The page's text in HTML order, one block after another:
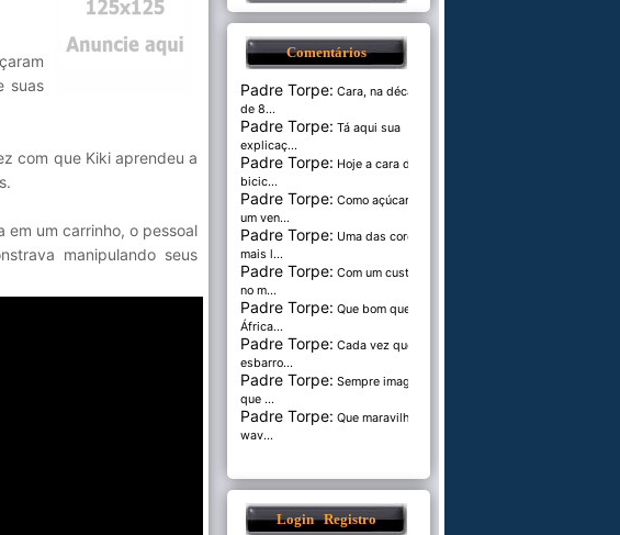
suas
com que Kiki aprendeu a
em um carrinho, o pessoal
manipulando seus
Comentários
Padre Torpe: Cara, na década
de 8...
Padre Torpe: Tá aqui sua
explicaç...
Padre Torpe: Hoje a cara de
bicic...
Padre Torpe: Como açúcar é
um ven...
Padre Torpe: Uma das cores
mais l...
Padre Torpe: Com um custo de
no m...
Padre Torpe: Que bom que a
África...
Padre Torpe: Cada vez que
esbarro...
Padre Torpe: Sempre imaginei
que ...
Padre Torpe: Que maravilha de
wav...
Login Registro